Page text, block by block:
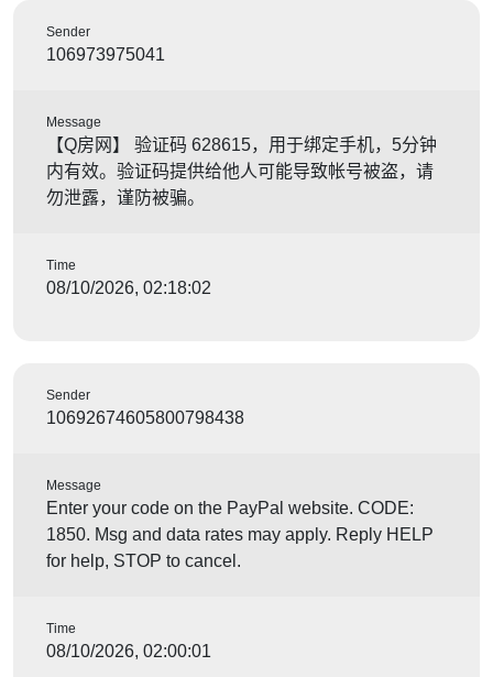
Sender
106973975041
Message
【Q房网】 验证码 628615，用于绑定手机，5分钟
内有效。验证码提供给他人可能导致帐号被盗，请
勿泄露，谨防被骗。
Time
08/10/2026, 02:18:02
Sender
10692674605800798438
Message
Enter your code on the PayPal website. CODE:
1850. Msg and data rates may apply. Reply HELP
for help, STOP to cancel.
Time
08/10/2026, 02:00:01